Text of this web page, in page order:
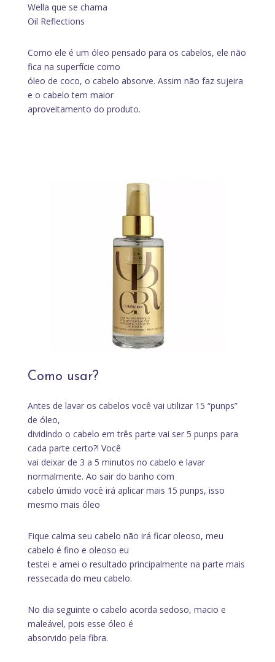
Wella que se chama
Oil Reflections
Como ele é um óleo pensado para os cabelos, ele não
fica na superfície como
óleo de coco, o cabelo absorve. Assim não faz sujeira
e o cabelo tem maior
aproveitamento do produto.
Como usar?
Antes de lavar os cabelos você vai utilizar 15 “punps”
de óleo,
dividindo o cabelo em três parte vai ser 5 punps para
cada parte certo?! Você
vai deixar de 3 a 5 minutos no cabelo e lavar
normalmente. Ao sair do banho com
cabelo úmido você irá aplicar mais 15 punps, isso
mesmo mais óleo
Fique calma seu cabelo não irá ficar oleoso, meu
cabelo é fino e oleoso eu
testei e amei o resultado principalmente na parte mais
ressecada do meu cabelo.
No dia seguinte o cabelo acorda sedoso, macio e
maleável, pois esse óleo é
absorvido pela fibra.